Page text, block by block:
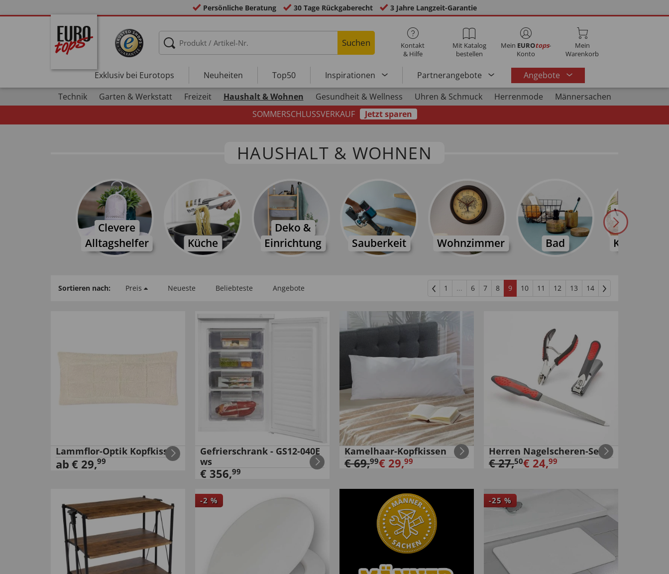
Persönliche Beratung 30 Tage Rückgaberecht 3 Jahre Langzeit-Garantie
Suchen
Kontakt
& Hilfe
Mit Katalog
bestellen
Mein EUROtops-
Konto
Mein
Warenkorb
Exklusiv bei Eurotops Neuheiten Top50 Inspirationen Partnerangebote
Angebote
Technik
Garten & Werkstatt Freizeit Haushalt & Wohnen Gesundheit & Wellness Uhren & Schmuck Herrenmode
Männersachen
SOMMERSCHLUSSVERKAUF
Jetzt sparen
HAUSHALT & WOHNEN
Clevere
Alltagshelfer
Küche
Deko &
Einrichtung
Sauberkeit Wohnzimmer Bad
Sortieren nach: Preis Neueste Beliebteste Angebote 1 ... 6 7 8 9 10 11 12 13 14
Lammflor-Optik Kopfkissen
ab € 29,99
Gefrierschrank - GS12-040E
ws
€ 356,99
Kamelhaar-Kopfkissen
€69,99€ 29,99
Herren Nagelscheren-Set
€27,50€ 24,99
-2 % -25 %